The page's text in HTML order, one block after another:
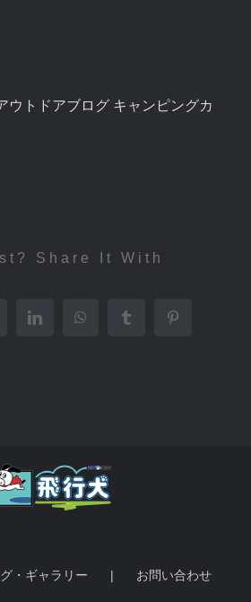
Share It With
LinkedIn WhatsAppTumblr
・ギャラリー お問い合わせ